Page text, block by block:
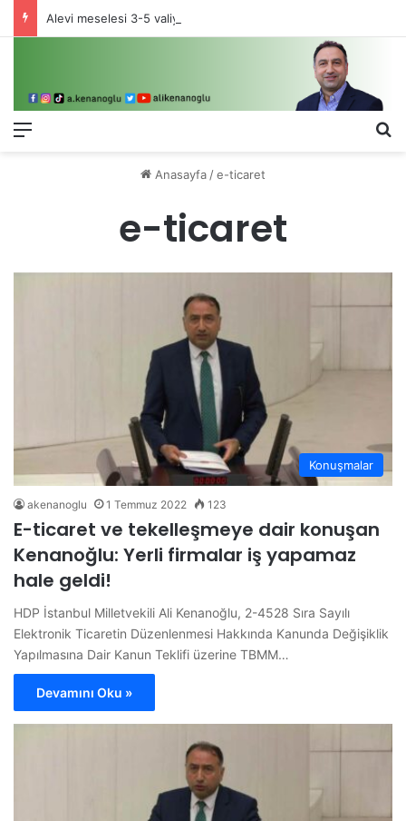
Menü
Anasayfa /e-ticaret
e-ticaret
Konuşmalar
akenanoglu 1 Temmuz 2022 123
E-ticaret ve tekelleşmeye dair konuşan
Kenanoğlu: Yerli firmalar iş yapamaz
hale geldi!
HDP İstanbul Milletvekili Ali Kenanoğlu, 2-4528 Sıra Sayılı
Elektronik Ticaretin Düzenlenmesi Hakkında Kanunda Değişiklik
Yapılmasına Dair Kanun Teklifi üzerine TBMM…
Devamını Oku »